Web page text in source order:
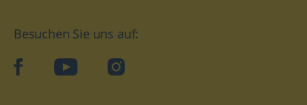
Besuchen Sie uns auf:
facebookYouTube Instagram